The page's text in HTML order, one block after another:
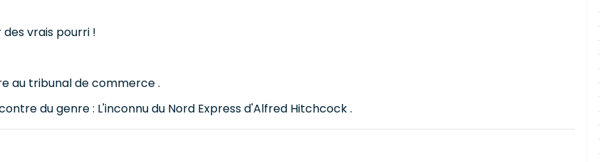
vrais pourri !
au tribunal de commerce .
du genre : L'inconnu du Nord Express d'Alfred Hitchcock .